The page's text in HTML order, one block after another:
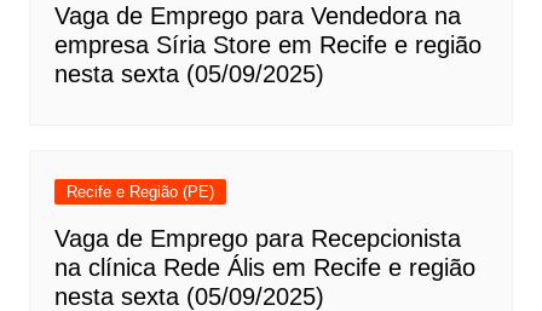
Vaga de Emprego para Vendedora na
empresa Síria Store em Recife e região
nesta sexta (05/09/2025)
Recife e Região (PE)
Vaga de Emprego para Recepcionista
na clínica Rede Ális em Recife e região
nesta sexta (05/09/2025)